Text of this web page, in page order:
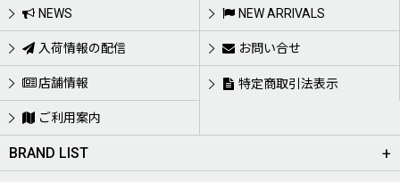
NEWS NEW ARRIVALS
入荷情報の配信 お問い合せ
店舗情報 特定商取引法表示
ご利用案内
BRAND LIST